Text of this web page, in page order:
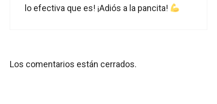
lo efectiva que es! ¡Adiós a la pancita!
Los comentarios están cerrados.